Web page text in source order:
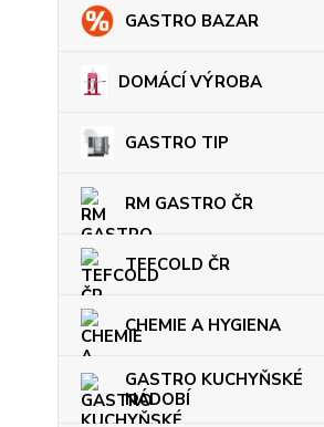
GASTRO BAZAR
DOMÁCÍ VÝROBA
GASTRO TIP
RM GASTRO ČR
TEFCOLD ČR
CHEMIE A HYGIENA
GASTRO KUCHYŇSKÉ
NÁDOBÍ